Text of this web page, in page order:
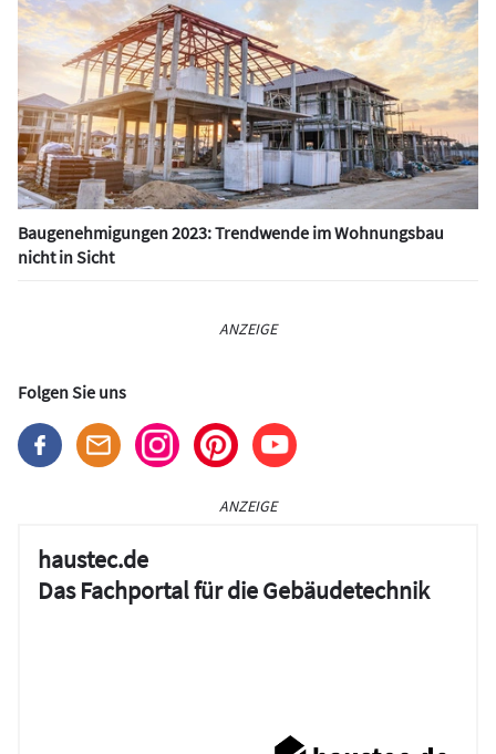
Baugenehmigungen 2023: Trendwende im Wohnungsbau
nicht in Sicht
ANZEIGE
Folgen Sie uns
ANZEIGE
haustec.de
Das Fachportal für die Gebäudetechnik